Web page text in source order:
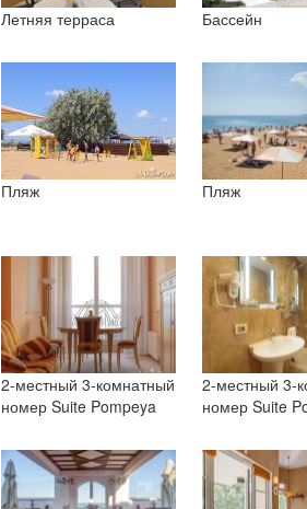
Летняя терраса Бассейн
Пляж Пляж
2-местный 3-комнатный
номер Suite Pompeya
2-местный 3-
номер Suite